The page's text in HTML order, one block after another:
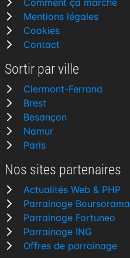
Comment ça marche
Mentions légales
Cookies
Contact
Sortir par ville
Clermont-Ferrand
Brest
Besançon
Namur
Paris
Nos sites partenaires
Actualités Web & PHP
Parrainage Boursorama
Parrainage Fortuneo
Parrainage ING
Offres de parrainage